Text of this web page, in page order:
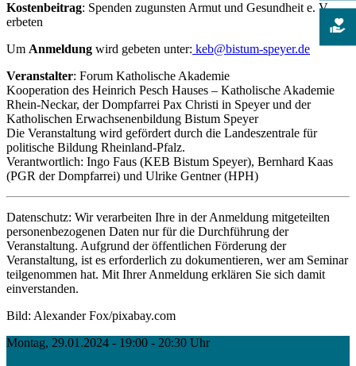
Kostenbeitrag: Spenden zugunsten Armut und Gesundheit e. V.
erbeten
Um Anmeldung wird gebeten unter: keb@bistum-speyer.de
Veranstalter: Forum Katholische Akademie
Kooperation des Heinrich Pesch Hauses – Katholische Akademie
Rhein-Neckar, der Dompfarrei Pax Christi in Speyer und der
Katholischen Erwachsenenbildung Bistum Speyer
Die Veranstaltung wird gefördert durch die Landeszentrale für
politische Bildung Rheinland-Pfalz.
Verantwortlich: Ingo Faus (KEB Bistum Speyer), Bernhard Kaas
(PGR der Dompfarrei) und Ulrike Gentner (HPH)
Datenschutz: Wir verarbeiten Ihre in der Anmeldung mitgeteilten
personenbezogenen Daten nur für die Durchführung der
Veranstaltung. Aufgrund der öffentlichen Förderung der
Veranstaltung, ist es erforderlich zu dokumentieren, wer am Seminar
teilgenommen hat. Mit Ihrer Anmeldung erklären Sie sich damit
einverstanden.
Bild: Alexander Fox/pixabay.com
Montag, 29.01.2024 - 19:00 - 20:30 Uhr